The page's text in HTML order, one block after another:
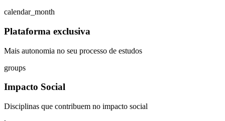
calendar_month
Plataforma exclusiva
Mais autonomia no seu processo de estudos
groups
Impacto Social
Disciplinas que contribuem no impacto social